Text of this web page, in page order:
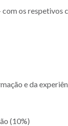
com os respetivos
e da
(10%)